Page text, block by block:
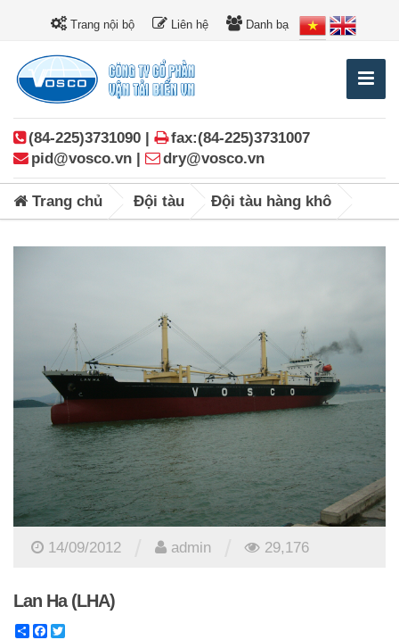
Trang nội bộ Liên hệ Danh bạ
(84-225)3731090 |
fax:(84-225)3731007
pid@vosco.vn |
dry@vosco.vn
Trang chủ Đội tàu Đội tàu hàng khô
14/09/2012 admin 29,176
Lan Ha (LHA)
ShareFacebook